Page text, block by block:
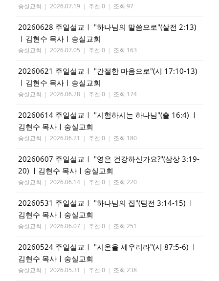
숭실교회 | 2026.07.19 | 추천 0 | 조회 97
20260628 주일설교ㅣ "하나님의 말씀으로"(살전 2:13)
ㅣ김현수 목사ㅣ숭실교회
숭실교회 | 2026.07.05 | 추천 0 | 조회 163
20260621 주일설교ㅣ "간절한 마음으로"(시 17:10-13)
ㅣ김현수 목사ㅣ숭실교회
숭실교회 | 2026.06.28 | 추천 0 | 조회 174
20260614 주일설교ㅣ "시험하시는 하나님"(출 16:4) ㅣ
김현수 목사ㅣ숭실교회
숭실교회 | 2026.06.21 | 추천 0 | 조회 180
20260607 주일설교ㅣ "영은 건강하신가요?"(삼상 3:19-
20) ㅣ김현수 목사ㅣ숭실교회
숭실교회 | 2026.06.14 | 추천 0 | 조회 220
20260531 주일설교ㅣ "하나님의 집"(딤전 3:14-15) ㅣ
김현수 목사ㅣ숭실교회
숭실교회 | 2026.06.07 | 추천 0 | 조회 251
20260524 주일설교ㅣ "시온을 세우리라"(시 87:5-6) ㅣ
김현수 목사ㅣ숭실교회
숭실교회 | 2026.05.31 | 추천 0 | 조회 238